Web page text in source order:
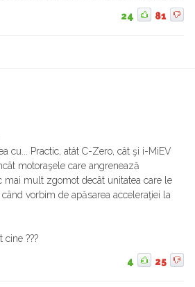
24 81
cu... Practic, atât C-Zero, cât şi i-MiEV
motoraşele care angrenează
mai mult zgomot decât unitatea care le
vorbim de apăsarea acceleraţiei la
cine ???
4 25